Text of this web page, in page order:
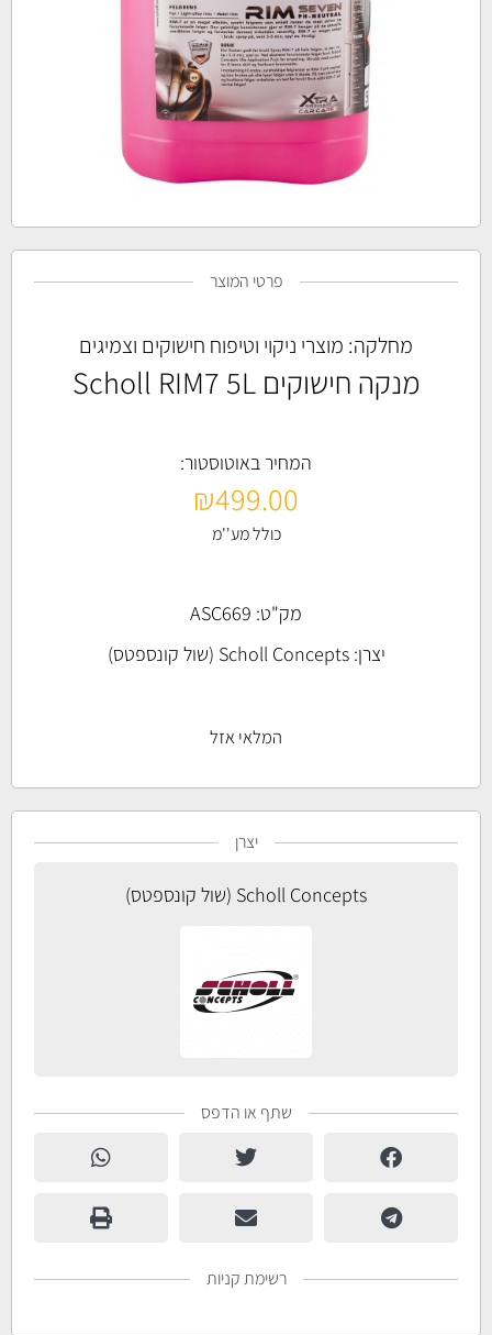
פרטי המוצר
מחלקה: מוצרי ניקוי וטיפוח חישוקים וצמיגים
מנקה חישוקים Scholl RIM7 5L
המחיר באוטוסטור:
₪499.00
כולל מע''מ
מק"ט: ASC669
יצרן:Scholl Concepts (שול קונספטס)
המלאי אזל
יצרן
Scholl Concepts (שול קונספטס)
שתף או הדפס
רשימת קניות